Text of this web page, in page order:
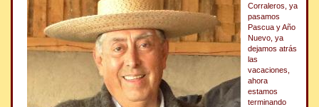
Corraleros, ya
pasamos
Pascua y Año
Nuevo, ya
dejamos atrás
las
vacaciones,
ahora
estamos
terminando